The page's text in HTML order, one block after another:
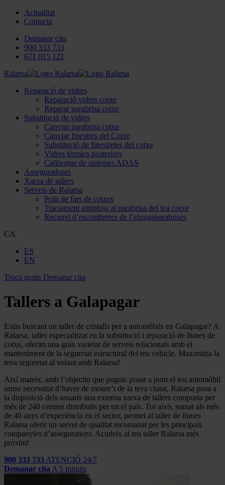
Actualitat
Contacta
Demanar cita
900 333 733
671 015 121
Ralarsa
Reparació de vidres
Reparació vidres cotxe
Reparar parabrisa cotxe
Substitució de vidres
Canviar parabrisa cotxe
Canviar finestres del Cotxe
Substitució de finestretes del cotxe
Vidres tèrmics posteriors
Calibratge de sistemes ADAS
Asseguradores
Xarxa de tallers
Serveis de Ralarsa
Polit de fars de cotxes
Tractament antipluja al parabrisa del teu cotxe
Recanvi d’escombretes de l’eixugaparabrises
CA
ES
EN
Truca gratis Demanar cita
Tallers a Galapagar
Estàs buscant un taller de cristalls per a automòbils en Galapagar? A
Ralarsa, taller especialitzat en la substitució i reparació de llunes de
cotxe, oferim una gran varietat de serveis relacionats amb el
manteniment de la seguretat estructural del teu vehicle. Maximitza la
teva seguretat al volant amb Ralarsa!
Així mateix, amb l’objectiu que puguis posar a punt el teu automòbil
sense necessitat d’haver de moure’t de la teva ciutat, Ralarsa posa a
la disposició dels usuaris una extensa xarxa de tallers composta per
més de 240 centres distribuïts per tot el país. Tot això, sumat als més
de 40 anys d’experiència en el sector, permet al taller de llunes
Ralarsa oferir un servei de qualitat recomanat per les principals
companyies d’assegurances. Acudeix al teu taller Ralarsa més
pròxim!
900 333 733 ATENCIÓ 24/7
Demanar cita A 5 minuts